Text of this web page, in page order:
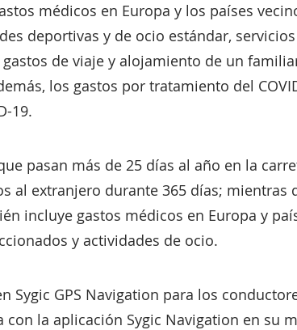
médicos en Europa y los países
deportivas y de ocio estándar,
de viaje y alojamiento de un
los gastos por tratamiento del
19.
pasan más de 25 días al año en la
al extranjero durante 365 días; mientras
incluye gastos médicos en Europa y
y actividades de ocio.
Sygic GPS Navigation para los
con la aplicación Sygic Navigation en su